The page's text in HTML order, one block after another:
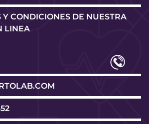
Y CONDICIONES DE NUESTRA
LINEA